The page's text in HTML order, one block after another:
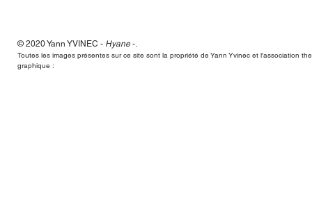
Hyane,Yann Yvinec,plasticien, sculpteur, toulouse, dessins,
© 2020 Yann YVINEC - Hyane -
Toutes les images présentes sur ce site sont la propriété de Yann Yvinec et l'association
graphique :